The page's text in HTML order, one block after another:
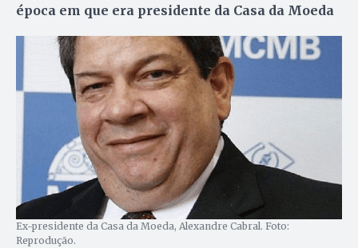
época em que era presidente da Casa da Moeda
Ex-presidente da Casa da Moeda, Alexandre Cabral. Foto:
Reprodução.